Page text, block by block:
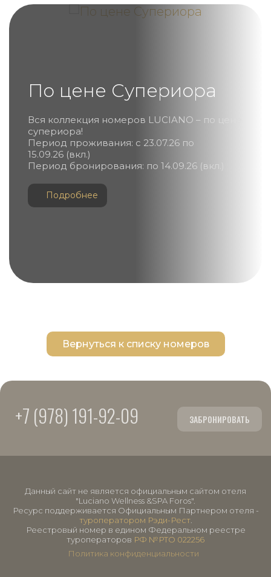
По цене Супериора
Вся коллекция номеров LUCIANO – по цене
супериора!
Период проживания: с 23.07.26 по
15.09.26 (вкл.)
Период бронирования: по 14.09.26 (вкл.)
Подробнее
Вернуться к списку номеров
+7 (978) 191-92-09 ЗАБРОНИРОВАТЬ
Данный сайт не является официальным сайтом отеля
"Luciano Wellness &SPA Foros".
Ресурс поддерживается Официальным Партнером отеля -
туроператором Рэди-Рест.
Реестровый номер в едином Федеральном реестре
туроператоров РФ №РТО 022256
Политика конфиденциальности